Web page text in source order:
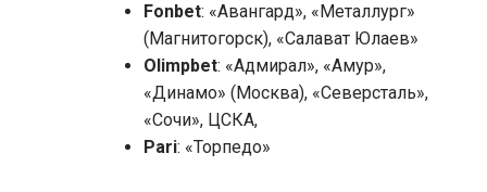
Fonbet: «Авангард», «Металлург»
(Магнитогорск), «Салават Юлаев»
Olimpbet: «Адмирал», «Амур»,
«Динамо» (Москва), «Северсталь»,
«Сочи», ЦСКА,
Pari: «Торпедо»